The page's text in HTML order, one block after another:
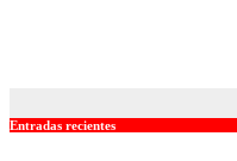
Entradas recientes